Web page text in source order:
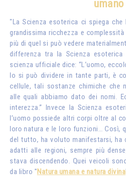
umano
"La Scienza esoterica ci spiega che
grandissima ricchezza e
più di quel si può vedere
differenza tra la Scienza
scienza ufficiale dice: “L’uomo,
lo si può dividere in tante parti, è
cellule, tali sostanze chimiche che
alle quali abbiamo dato dei nomi.
interezza.” Invece la Scienza
l’uomo possiede altri corpi oltre al
loro natura e le loro funzioni… Così,
del tutto, ha voluto manifestarsi, ha
adatti alle regioni, sempre più
stava discendendo. Quei veicoli
da libro "Natura umana e natura divina